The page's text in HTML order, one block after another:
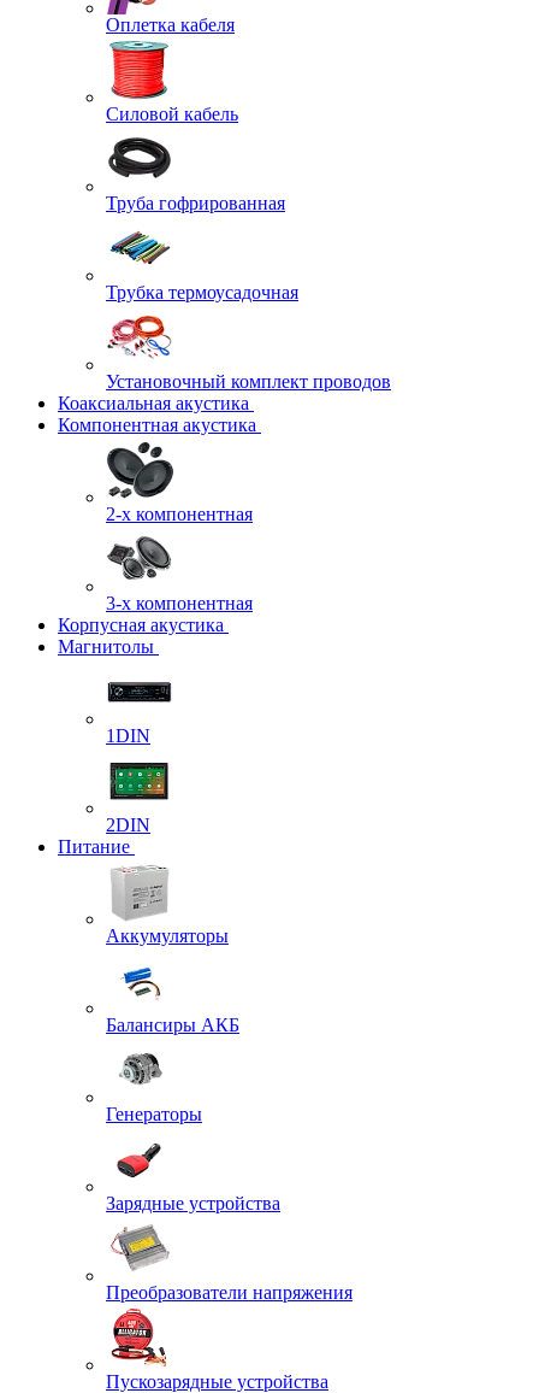
Оплетка кабеля
Силовой кабель
Труба гофрированная
Трубка термоусадочная
Установочный комплект проводов
Коаксиальная акустика
Компонентная акустика
2-х компонентная
3-х компонентная
Корпусная акустика
Магнитолы
1DIN
2DIN
Питание
Аккумуляторы
Балансиры АКБ
Генераторы
Зарядные устройства
Преобразователи напряжения
Пускозарядные устройства